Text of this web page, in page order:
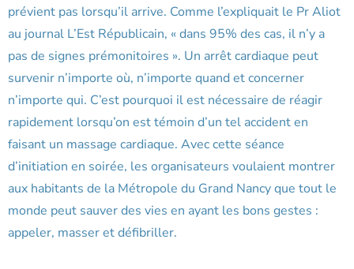
prévient pas lorsqu’il arrive. Comme l’expliquait le Pr Aliot
au journal L’Est Républicain, « dans 95% des cas, il n’y a
pas de signes prémonitoires ». Un arrêt cardiaque peut
survenir n’importe où, n’importe quand et concerner
n’importe qui. C’est pourquoi il est nécessaire de réagir
rapidement lorsqu’on est témoin d’un tel accident en
faisant un massage cardiaque. Avec cette séance
d’initiation en soirée, les organisateurs voulaient montrer
aux habitants de la Métropole du Grand Nancy que tout le
monde peut sauver des vies en ayant les bons gestes :
appeler, masser et défibriller.